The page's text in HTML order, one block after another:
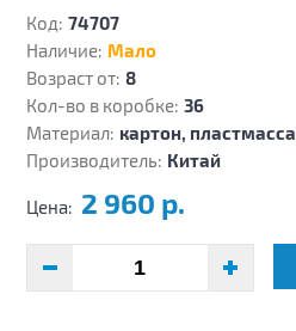
Код: 74707
Наличие: Мало
Возраст от: 8
Кол-во в коробке: 36
Материал: картон, пластмасса
Производитель: Китай
Цена: 2 960 р.